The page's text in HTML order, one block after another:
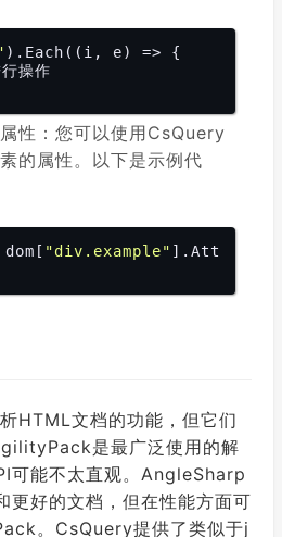
).Each( (i, e) => {
操作
性：您可以使用CsQuery
的属性。以下是示例代
"div.example" ].Att
HTML文档的功能，但它们
是最广泛使用的解
可能不太直观。AngleSharp
更好的文档，但在性能方面可
。CsQuery提供了类似于j